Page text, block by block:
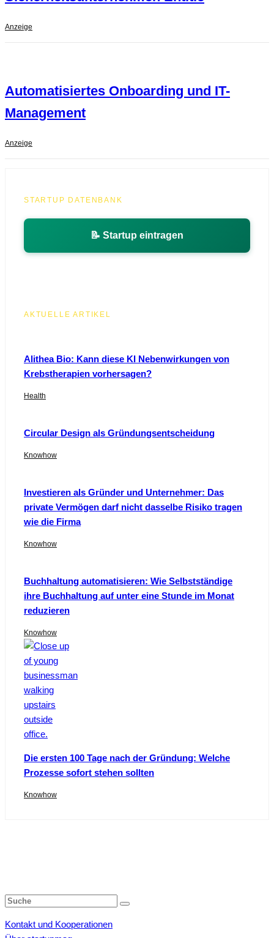
Anzeige
Automatisiertes Onboarding und IT-
Management
Anzeige
STARTUP DATENBANK
📝 Startup eintragen
AKTUELLE ARTIKEL
Alithea Bio: Kann diese KI Nebenwirkungen von
Krebstherapien vorhersagen?
Health
Circular Design als Gründungsentscheidung
Knowhow
Investieren als Gründer und Unternehmer: Das
private Vermögen darf nicht dasselbe Risiko tragen
wie die Firma
Knowhow
Buchhaltung automatisieren: Wie Selbstständige
ihre Buchhaltung auf unter eine Stunde im Monat
reduzieren
Knowhow
Die ersten 100 Tage nach der Gründung: Welche
Prozesse sofort stehen sollten
Knowhow
Kontakt und Kooperationen